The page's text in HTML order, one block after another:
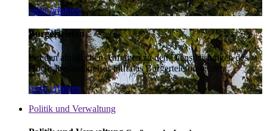
mehr erfahren
Bürgertelefon
Bei den alltäglichen Anfragen zu den Dienstleistungen des
Hochsauerlandkreises hilft das Bürgertelefon weiter.
mehr erfahren
Politik und Verwaltung